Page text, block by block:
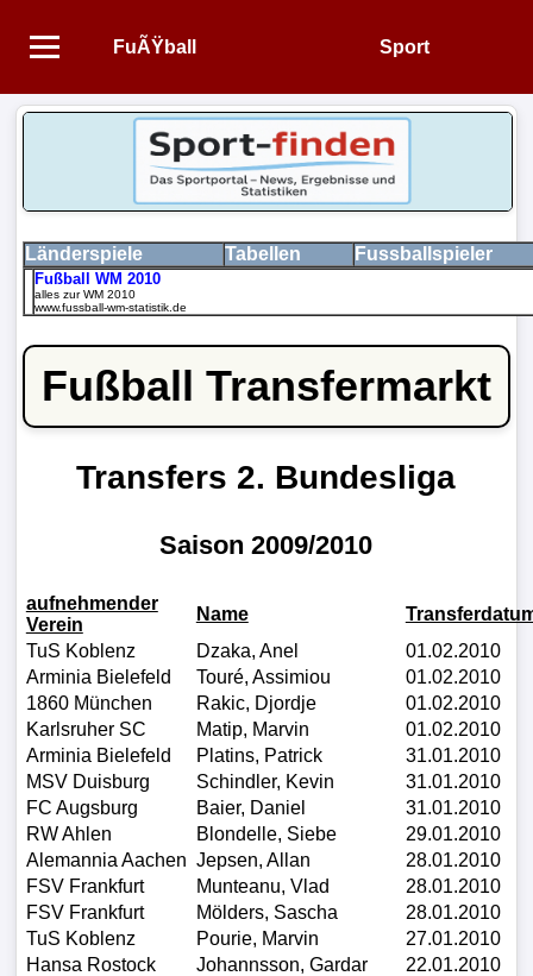
FuÃŸball Sport
Startseite
Alle
FuÃŸball-
News
1.
Bundesliga
2.
Bundesliga
DFB-
Pokal
International
Champions
League
Europa
League
Nationalmannschaft
Länderspiele Tabellen Fussballspieler
Fußball WM 2010
alles zur WM 2010
www.fussball-wm-statistik.de
Fußball Transfermarkt
Transfers 2. Bundesliga
Saison 2009/2010
aufnehmender
Verein
Name
TuS Koblenz
Dzaka, Anel
01.02.2010
Arminia Bielefeld
Touré, Assimiou
01.02.2010
1860 München
Rakic, Djordje
01.02.2010
Karlsruher SC
Matip, Marvin
01.02.2010
Arminia Bielefeld
Platins, Patrick
31.01.2010
MSV Duisburg
Schindler, Kevin
31.01.2010
FC Augsburg
Baier, Daniel
31.01.2010
RW Ahlen
Blondelle, Siebe
29.01.2010
Alemannia Aachen Jepsen, Allan
28.01.2010
FSV Frankfurt
Munteanu, Vlad
28.01.2010
FSV Frankfurt
Mölders, Sascha
28.01.2010
TuS Koblenz
Pourie, Marvin
27.01.2010
Hansa Rostock
Johannsson, Gardar
22.01.2010